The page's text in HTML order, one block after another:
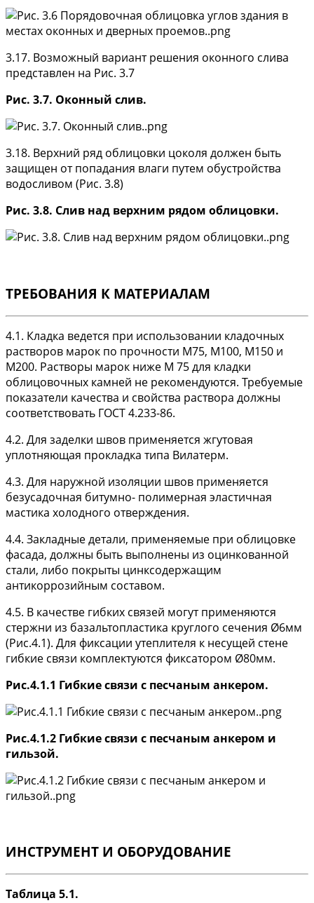
3.17. Возможный вариант решения оконного слива
представлен на Рис. 3.7
Рис. 3.7. Оконный слив.
3.18. Верхний ряд облицовки цоколя должен быть
защищен от попадания влаги путем обустройства
водосливом (Рис. 3.8)
Рис. 3.8. Слив над верхним рядом облицовки.
ТРЕБОВАНИЯ К МАТЕРИАЛАМ
4.1. Кладка ведется при использовании кладочных
растворов марок по прочности М75, М100, М150 и
М200. Растворы марок ниже М 75 для кладки
облицовочных камней не рекомендуются. Требуемые
показатели качества и свойства раствора должны
соответствовать ГОСТ 4.233-86.
4.2. Для заделки швов применяется жгутовая
уплотняющая прокладка типа Вилатерм.
4.3. Для наружной изоляции швов применяется
безусадочная битумно- полимерная эластичная
мастика холодного отверждения.
4.4. Закладные детали, применяемые при облицовке
фасада, должны быть выполнены из оцинкованной
стали, либо покрыты цинксодержащим
антикоррозийным составом.
4.5. В качестве гибких связей могут применяются
стержни из базальтопластика круглого сечения Ø6мм
(Рис.4.1). Для фиксации утеплителя к несущей стене
гибкие связи комплектуются фиксатором Ø80мм.
Рис.4.1.1 Гибкие связи с песчаным анкером.
Рис.4.1.2 Гибкие связи с песчаным анкером и
гильзой.
ИНСТРУМЕНТ И ОБОРУДОВАНИЕ
Таблица 5.1.